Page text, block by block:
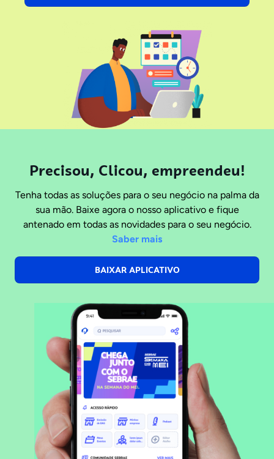
Precisou, Clicou, empreendeu!
Tenha todas as soluções para o seu negócio na palma da
sua mão. Baixe agora o nosso aplicativo e fique
antenado em todas as novidades para o seu negócio.
Saber mais
BAIXAR APLICATIVO